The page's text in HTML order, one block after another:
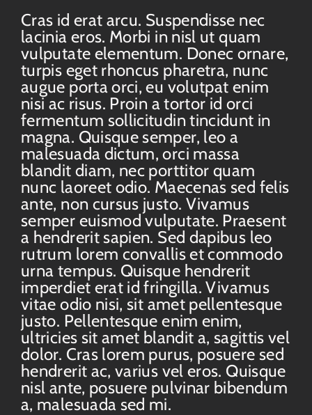
Cras id erat arcu. Suspendisse nec
lacinia eros. Morbi in nisl ut quam
vulputate elementum. Donec ornare,
turpis eget rhoncus pharetra, nunc
augue porta orci, eu volutpat enim
nisi ac risus. Proin a tortor id orci
fermentum sollicitudin tincidunt in
magna. Quisque semper, leo a
malesuada dictum, orci massa
blandit diam, nec porttitor quam
nunc laoreet odio. Maecenas sed felis
ante, non cursus justo. Vivamus
semper euismod vulputate. Praesent
a hendrerit sapien. Sed dapibus leo
rutrum lorem convallis et commodo
urna tempus. Quisque hendrerit
imperdiet erat id fringilla. Vivamus
vitae odio nisi, sit amet pellentesque
justo. Pellentesque enim enim,
ultricies sit amet blandit a, sagittis vel
dolor. Cras lorem purus, posuere sed
hendrerit ac, varius vel eros. Quisque
nisl ante, posuere pulvinar bibendum
a, malesuada sed mi.